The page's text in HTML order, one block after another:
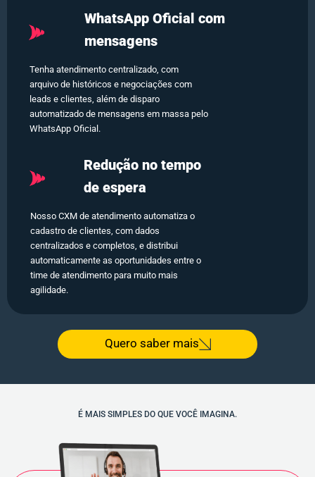
WhatsApp Oficial com
mensagens
Tenha atendimento centralizado, com
arquivo de históricos e negociações com
leads e clientes, além de disparo
automatizado de mensagens em massa pelo
WhatsApp Oficial.
Redução no tempo
de espera
Nosso CXM de atendimento automatiza o
cadastro de clientes, com dados
centralizados e completos, e distribui
automaticamente as oportunidades entre o
time de atendimento para muito mais
agilidade.
Quero saber mais
É MAIS SIMPLES DO QUE VOCÊ IMAGINA.